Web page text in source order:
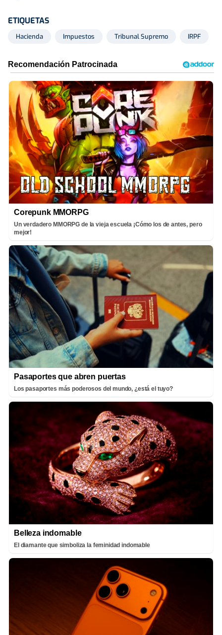
ETIQUETAS
Hacienda Impuestos Tribunal Supremo IRPF
Corepunk MMORPG
Un verdadero MMORPG de la vieja escuela ¡Cómo los de antes, pero
mejor!
Pasaportes que abren puertas
Los pasaportes más poderosos del mundo, ¿está el tuyo?
Belleza indomable
El diamante que simboliza la feminidad indomable